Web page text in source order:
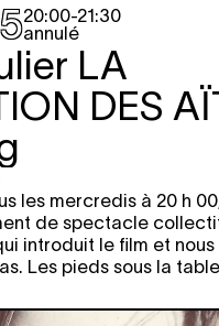
SHOES
video
Borenstein
20:00-21:30
annulé
LA
DES
les mercredis à 20 h
de spectacle
introduit le film et nous
Les pieds sous la